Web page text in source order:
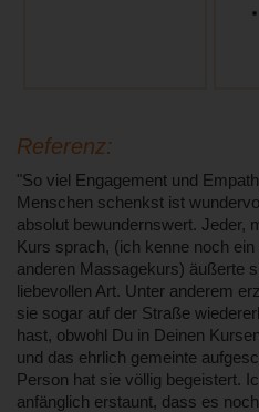
Referenz:
"So viel Engagement und
Menschen schenkst ist
absolut bewundernswert. Jeder,
Kurs sprach, (ich kenne noch
anderen Massagekurs) äußerte
liebevollen Art. Unter anderem
sie sogar auf der Straße
hast, obwohl Du in Deinen
und das ehrlich gemeinte
Person hat sie völlig begeistert.
anfänglich erstaunt, dass es